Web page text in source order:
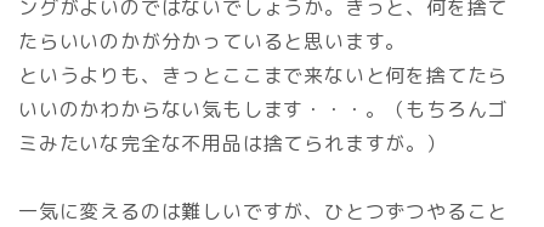
ングがよいのではないでしょうか。きっと、何を捨て
たらいいのかが分かっていると思います。
というよりも、きっとここまで来ないと何を捨てたら
いいのかわからない気もします・・・。（もちろんゴ
ミみたいな完全な不用品は捨てられますが。）
一気に変えるのは難しいですが、ひとつずつやること